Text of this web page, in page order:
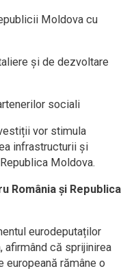
Moldova cu
și de dezvoltare
sociali
vor stimula
infrastructurii și
Moldova.
România și Republica
eurodeputaților
afirmând că sprijinirea
europeană rămâne o